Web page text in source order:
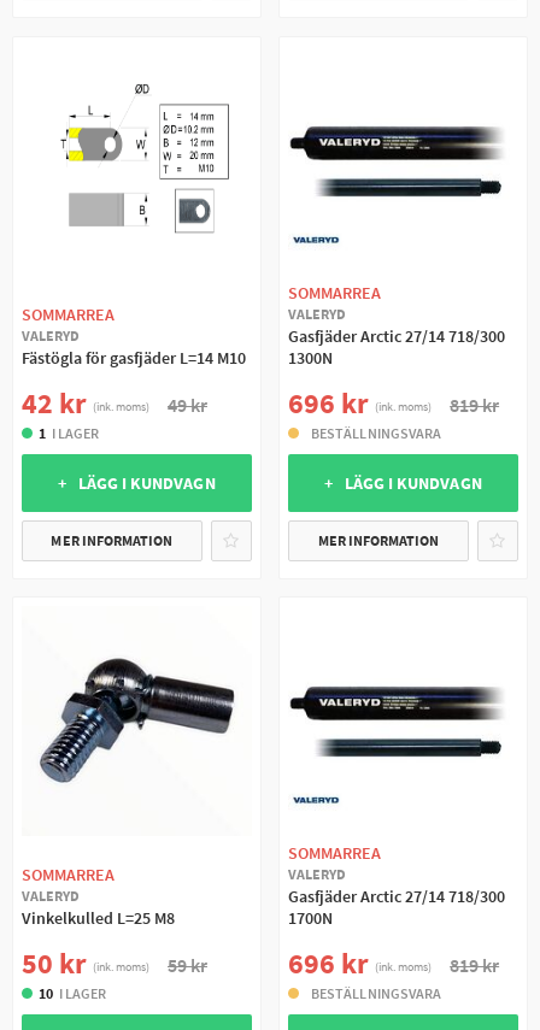
SOMMARREA
VALERYD
Fästögla för gasfjäder L=14 M10
42 kr (ink. moms) 49 kr
1 I LAGER
+ LÄGG I KUNDVAGN
MER INFORMATION
SOMMARREA
VALERYD
Gasfjäder Arctic 27/14 718/300
1300N
696 kr (ink. moms) 819 kr
BESTÄLLNINGSVARA
+ LÄGG I KUNDVAGN
MER INFORMATION
SOMMARREA
VALERYD
Vinkelkulled L=25 M8
50 kr (ink. moms) 59 kr
10 I LAGER
SOMMARREA
VALERYD
Gasfjäder Arctic 27/14 718/300
1700N
696 kr (ink. moms) 819 kr
BESTÄLLNINGSVARA